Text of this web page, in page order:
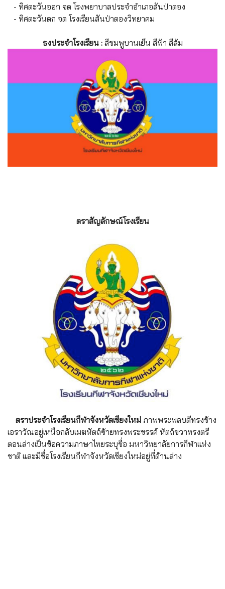
- ทิศตะวันออก จด โรงพยาบาลประจำอำเภอสันป่าตอง
- ทิศตะวันตก จด โรงเรียนสันป่าตองวิทยาคม
ธงประจำโรงเรียน : สีชมพูบานเย็น สีฟ้า สีส้ม
ตราสัญลักษณ์โรงเรียน
ตราประจำโรงเรียนกีฬาจังหวัดเชียงใหม่ ภาพพระพลบดีทรงช้าง
เอราวัณอยู่เหนือกลับเมฆหัตถ์ซ้ายทรงพระขรรค์ หัตถ์ขวาทรงตรี
ตอนล่างเป็นข้อความภาษาไทยระบุชื่อ มหาวิทยาลัยการกีฬาแห่ง
ชาติ และมีชื่อโรงเรียนกีฬาจังหวัดเชียงใหม่อยู่ที่ด้านล่าง